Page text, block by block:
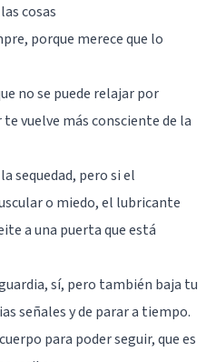
cosas
porque merece que lo
no se puede relajar por
vuelve más consciente de la
sequedad, pero si el
o miedo, el lubricante
a una puerta que está
sí, pero también baja tu
señales y de parar a tiempo.
para poder seguir, que es